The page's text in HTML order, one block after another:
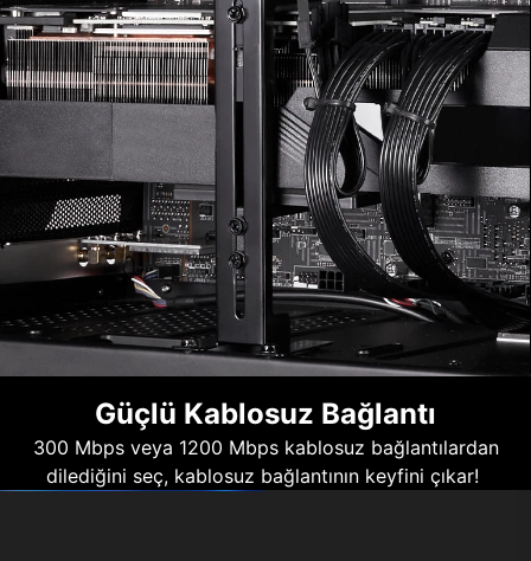
Güçlü Kablosuz Bağlantı
300 Mbps veya 1200 Mbps kablosuz bağlantılardan
dilediğini seç, kablosuz bağlantının keyfini çıkar!